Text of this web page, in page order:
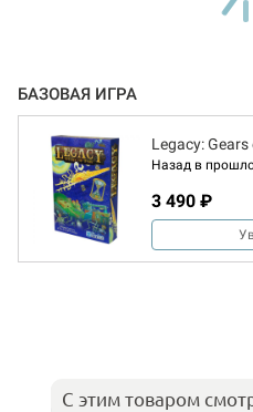
БАЗОВАЯ ИГРА
Legacy: Gears
Назад в
3 490 ₽
С этим товаром